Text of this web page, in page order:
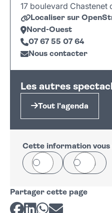
17 boulevard
Localiser sur
Nord-Ouest
07 67 55 07 64
Nous contacter
+
−
Les autres
Tout l'agenda
Cette information vous
Oui Non
Partager cette page
Partager sur Facebook
Partager sur LinkedIn
Partager sur
Partager par